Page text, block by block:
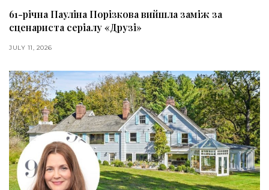
61-річна Пауліна Порізкова вийшла заміж за
сценариста серіалу «Друзі»
JULY 11, 2026